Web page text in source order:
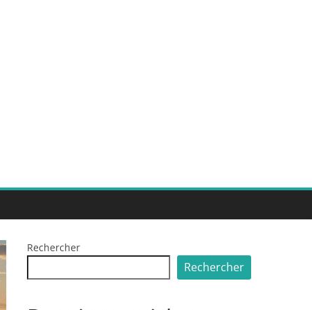
Rechercher
Rechercher